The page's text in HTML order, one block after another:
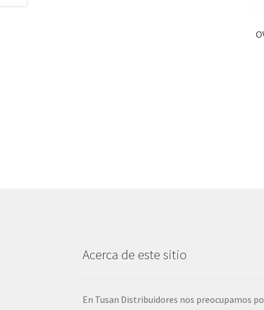
Acerca de este sitio
En Tusan Distribuidores nos preocupamos